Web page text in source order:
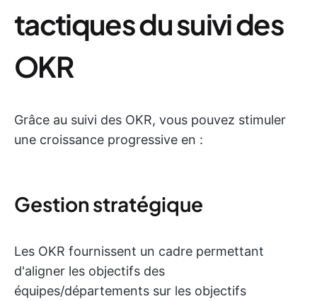
tactiques du suivi des
OKR
Grâce au suivi des OKR, vous pouvez stimuler
une croissance progressive en :
Gestion stratégique
Les OKR fournissent un cadre permettant
d'aligner les objectifs des
équipes/départements sur les objectifs